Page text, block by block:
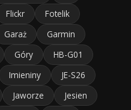
Flickr
Fotelik
Garaż
Garmin
Góry
HB-G01
Imieniny
JE-S26
Jaworze
Jesien